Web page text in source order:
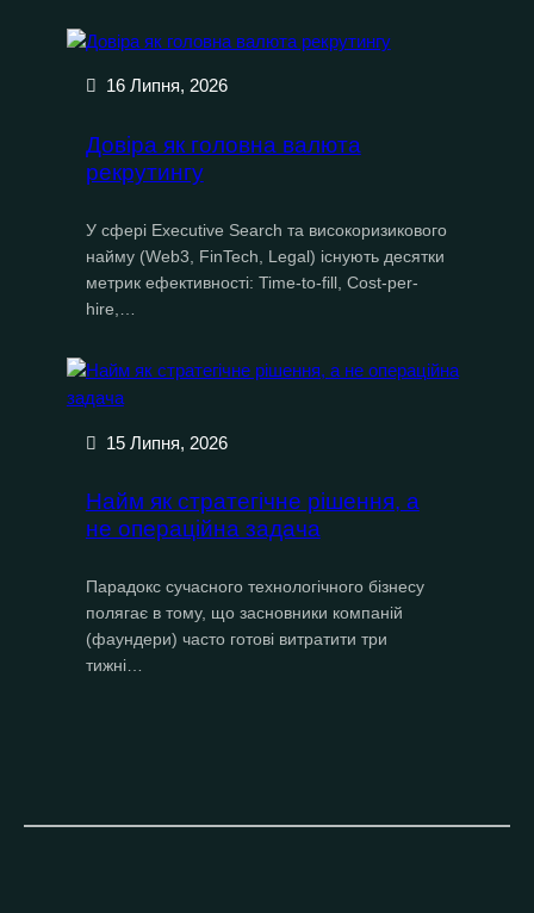
16 Липня, 2026
Довіра як головна валюта
рекрутингу
У сфері Executive Search та високоризикового
найму (Web3, FinTech, Legal) існують десятки
метрик ефективності: Time-to-fill, Cost-per-
hire,…
15 Липня, 2026
Найм як стратегічне рішення, а
не операційна задача
Парадокс сучасного технологічного бізнесу
полягає в тому, що засновники компаній
(фаундери) часто готові витратити три
тижні…